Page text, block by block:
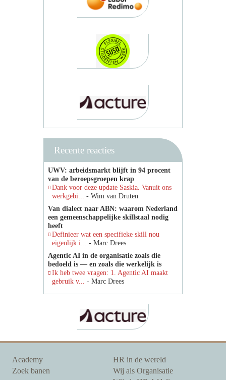
Recente reacties
UWV: arbeidsmarkt blijft in 94 procent
van de beroepsgroepen krap
Dank voor deze update Saskia. Vanuit ons
werkgebi... - Wim van Druten
Van dialect naar ABN: waarom Nederland
een gemeenschappelijke skillstaal nodig
heeft
Definieer wat een specifieke skill nou
eigenlijk i... - Marc Drees
Agentic AI in de organisatie zoals die
bedoeld is — en zoals die werkelijk is
Ik heb twee vragen: 1. Agentic AI maakt
gebruik v... - Marc Drees
Academy
Zoek banen
HR in de wereld
Wij als Organisatie